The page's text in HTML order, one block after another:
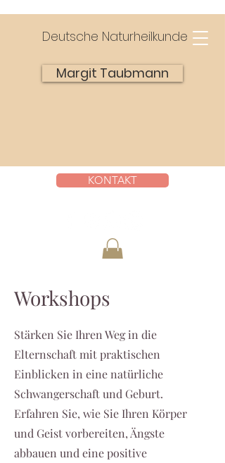
Deutsche Naturheilkunde
Margit Taubmann
KONTAKT
Workshops
Stärken Sie Ihren Weg in die
Elternschaft mit praktischen
Einblicken in eine natürliche
Schwangerschaft und Geburt.
Erfahren Sie, wie Sie Ihren Körper
und Geist vorbereiten, Ängste
abbauen und eine positive